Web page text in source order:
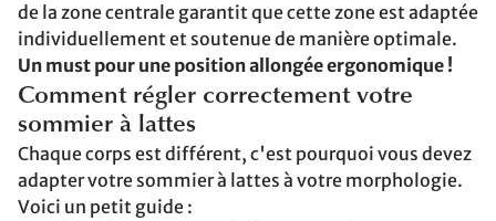
de la zone centrale garantit que cette zone est adaptée
individuellement et soutenue de manière optimale.
Un must pour une position allongée ergonomique !
Comment régler correctement votre
sommier à lattes
Chaque corps est différent, c'est pourquoi vous devez
adapter votre sommier à lattes à votre morphologie.
Voici un petit guide :